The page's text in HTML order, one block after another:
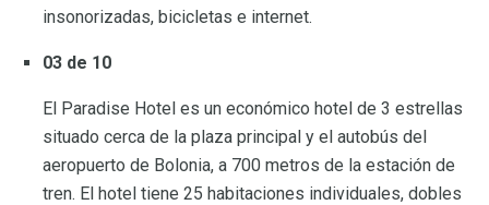
insonorizadas, bicicletas e internet.
03 de 10
El Paradise Hotel es un económico hotel de 3 estrellas
situado cerca de la plaza principal y el autobús del
aeropuerto de Bolonia, a 700 metros de la estación de
tren. El hotel tiene 25 habitaciones individuales, dobles